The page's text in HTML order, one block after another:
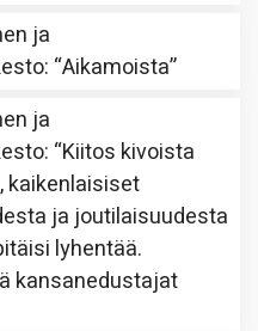
ja
: “Aikamoista”
ja
: “Kiitos kivoista
kaikenlaisiset
ja joutilaisuudesta
lyhentää.
kansanedustajat